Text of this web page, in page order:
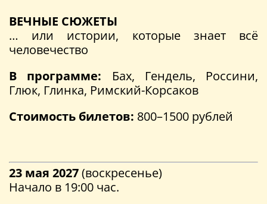
ВЕЧНЫЕ СЮЖЕТЫ
… или истории, которые знает всё
человечество
В программе: Бах, Гендель, Россини,
Глюк, Глинка, Римский-Корсаков
Стоимость билетов: 800–1500 рублей
23 мая 2027(воскресенье)
Начало в 19:00 час.